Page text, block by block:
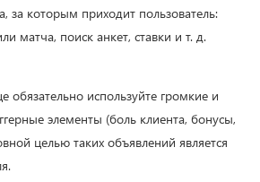
за которым приходит пользователь:
матча, поиск анкет, ставки и т. д.
обязательно используйте громкие и
элементы (боль клиента, бонусы,
целью таких объявлений является